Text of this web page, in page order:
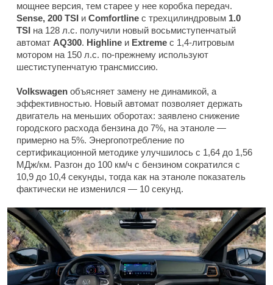
мощнее версия, тем старее у нее коробка передач.
Sense, 200 TSI и Comfortline с трехцилиндровым 1.0
TSI на 128 л.с. получили новый восьмиступенчатый
автомат AQ300. Highline и Extreme с 1,4-литровым
мотором на 150 л.с. по-прежнему используют
шестиступенчатую трансмиссию.
Volkswagen объясняет замену не динамикой, а
эффективностью. Новый автомат позволяет держать
двигатель на меньших оборотах: заявлено снижение
городского расхода бензина до 7%, на этаноле —
примерно на 5%. Энергопотребление по
сертификационной методике улучшилось с 1,64 до 1,56
МДж/км. Разгон до 100 км/ч с бензином сократился с
10,9 до 10,4 секунды, тогда как на этаноле показатель
фактически не изменился — 10 секунд.